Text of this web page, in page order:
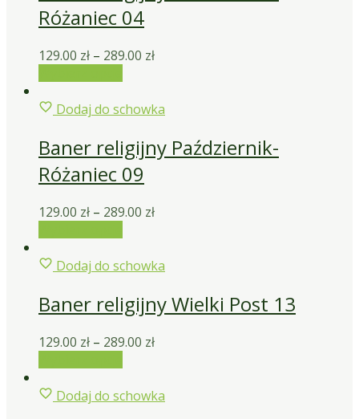
Różaniec 04
129.00 zł – 289.00 zł
Dodaj do schowka
Baner religijny Październik-
Różaniec 09
129.00 zł – 289.00 zł
Dodaj do schowka
Baner religijny Wielki Post 13
129.00 zł – 289.00 zł
Dodaj do schowka